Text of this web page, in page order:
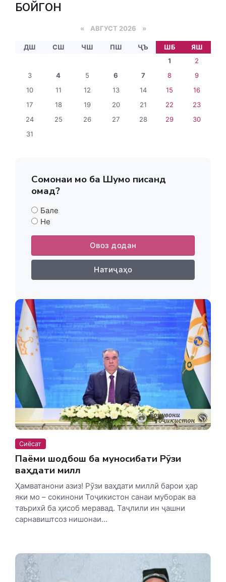
БОЙГОНӢ
« АВГУСТ 2026 »
ДШ СШ ЧШ ПШ ҶЪ ШБ
ЯШ
1
2
3
4 5 6 7 8
9
10
11 12 13 14 15
16
17
18 19 20 21 22
23
24
25 26 27 28 29
30
31
Сомонаи мо ба Шумо писанд
омад?
Бале
Не
Овоз додан
Натиҷаҳо
Сиёсат
Паёми шодбошӣ ба муносибати Рӯзи
ваҳдати миллӣ
Ҳамватанони азиз! Рӯзи ваҳдати миллӣ барои ҳар
яки мо – сокинони Тоҷикистон санаи муборак ва
таърихӣ ба ҳисоб меравад. Таҷлили ин ҷашни
сарнавиштсоз нишонаи...